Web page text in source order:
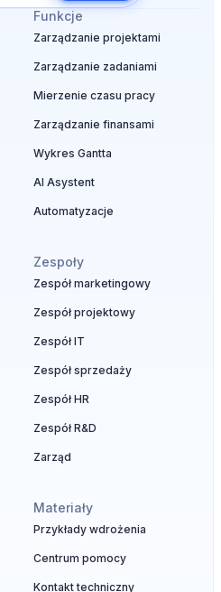
Funkcje
Zarządzanie projektami
Zarządzanie zadaniami
Mierzenie czasu pracy
Zarządzanie finansami
Wykres Gantta
AI Asystent
Automatyzacje
Zespoły
Zespół marketingowy
Zespół projektowy
Zespół IT
Zespół sprzedaży
Zespół HR
Zespół R&D
Zarząd
Materiały
Przykłady wdrożenia
Centrum pomocy
Kontakt techniczny